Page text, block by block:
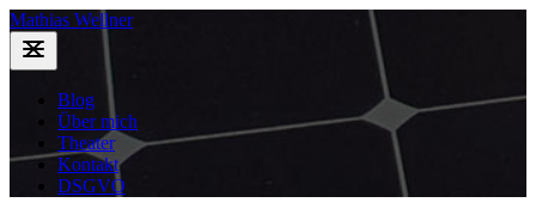
Mathias Wellner
Blog
Über mich
Theater
Kontakt
DSGVO